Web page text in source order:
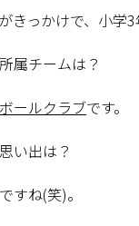
きっかけで、小学
属チームは？
ールクラブです。
い出は？
すね(笑)。